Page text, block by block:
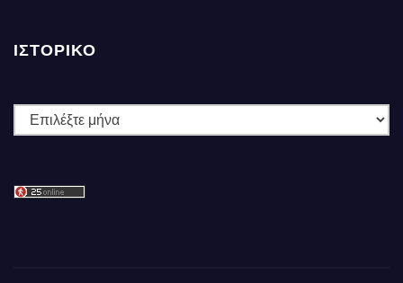
ΙΣΤΟΡΙΚΌ
Ιστορικό